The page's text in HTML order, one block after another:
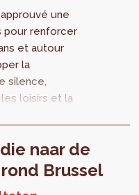
une
pour renforcer
et autour
la
silence,
les loisirs et la
de cette
naar de
Brussel